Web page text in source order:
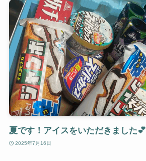
夏です！アイスをいただきました💕
2025年7月16日